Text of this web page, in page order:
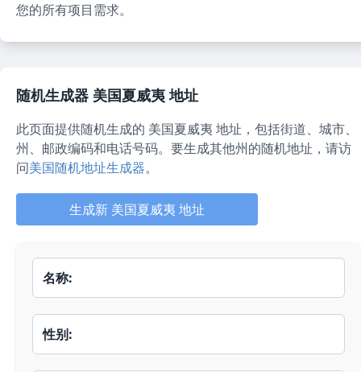
您的所有项目需求。
随机生成器 美国夏威夷 地址
此页面提供随机生成的 美国夏威夷 地址，包括街道、城市、
州、邮政编码和电话号码。 要生成其他州的随机地址，请访
问美国随机地址生成器。
生成新 美国夏威夷 地址
名称:
性别: